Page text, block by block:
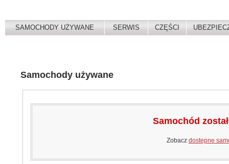
SAMOCHODY UŻYWANE SERWIS CZĘŚCI
Samochody używane
Samochód
Zobacz dostępne